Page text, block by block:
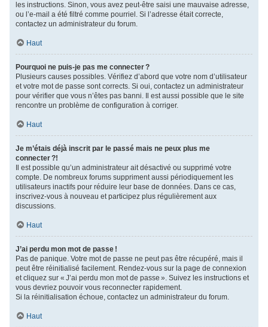
les instructions. Sinon, vous avez peut-être saisi une mauvaise adresse,
ou l’e-mail a été filtré comme pourriel. Si l’adresse était correcte,
contactez un administrateur du forum.
Haut
Pourquoi ne puis-je pas me connecter ?
Plusieurs causes possibles. Vérifiez d’abord que votre nom d’utilisateur
et votre mot de passe sont corrects. Si oui, contactez un administrateur
pour vérifier que vous n’êtes pas banni. Il est aussi possible que le site
rencontre un problème de configuration à corriger.
Haut
Je m’étais déjà inscrit par le passé mais ne peux plus me
connecter ?!
Il est possible qu’un administrateur ait désactivé ou supprimé votre
compte. De nombreux forums suppriment aussi périodiquement les
utilisateurs inactifs pour réduire leur base de données. Dans ce cas,
inscrivez-vous à nouveau et participez plus régulièrement aux
discussions.
Haut
J’ai perdu mon mot de passe !
Pas de panique. Votre mot de passe ne peut pas être récupéré, mais il
peut être réinitialisé facilement. Rendez-vous sur la page de connexion
et cliquez sur « J’ai perdu mon mot de passe ». Suivez les instructions et
vous devriez pouvoir vous reconnecter rapidement.
Si la réinitialisation échoue, contactez un administrateur du forum.
Haut